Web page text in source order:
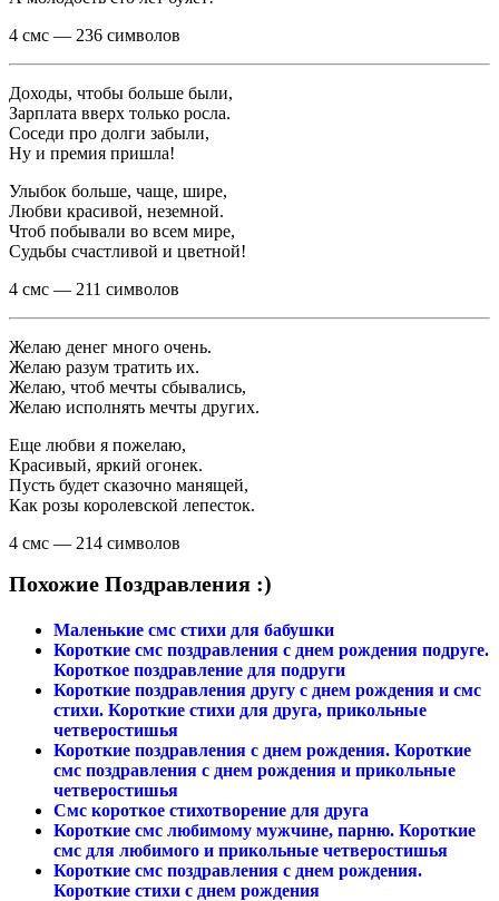
4 смс — 236 символов
Доходы, чтобы больше были,
Зарплата вверх только росла.
Соседи про долги забыли,
Ну и премия пришла!
Улыбок больше, чаще, шире,
Любви красивой, неземной.
Чтоб побывали во всем мире,
Судьбы счастливой и цветной!
4 смс — 211 символов
Желаю денег много очень.
Желаю разум тратить их.
Желаю, чтоб мечты сбывались,
Желаю исполнять мечты других.
Еще любви я пожелаю,
Красивый, яркий огонек.
Пусть будет сказочно манящей,
Как розы королевской лепесток.
4 смс — 214 символов
Похожие Поздравления :)
Маленькие смс стихи для бабушки
Короткие смс поздравления с днем рождения подруге.
Короткое поздравление для подруги
Короткие поздравления другу с днем рождения и смс
стихи. Короткие стихи для друга, прикольные
четверостишья
Короткие поздравления с днем рождения. Короткие
смс поздравления с днем рождения и прикольные
четверостишья
Смс короткое стихотворение для друга
Короткие смс любимому мужчине, парню. Короткие
смс для любимого и прикольные четверостишья
Короткие смс поздравления с днем рождения.
Короткие стихи с днем рождения